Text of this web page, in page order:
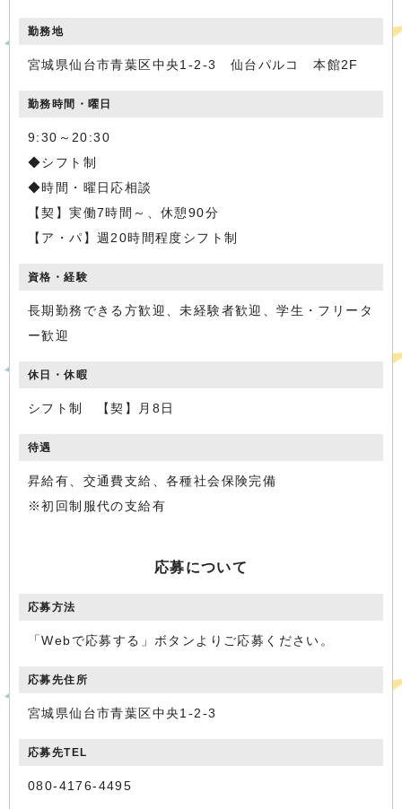
勤務地
宮城県仙台市青葉区中央1-2-3 仙台パルコ 本館2F
勤務時間・曜日
9:30～20:30
◆シフト制
◆時間・曜日応相談
【契】実働7時間～、休憩90分
【ア・パ】週20時間程度シフト制
資格・経験
長期勤務できる方歓迎、未経験者歓迎、学生・フリータ
ー歓迎
休日・休暇
シフト制 【契】月8日
待遇
昇給有、交通費支給、各種社会保険完備
※初回制服代の支給有
応募について
応募方法
「Webで応募する」ボタンよりご応募ください。
応募先住所
宮城県仙台市青葉区中央1-2-3
応募先TEL
080-4176-4495